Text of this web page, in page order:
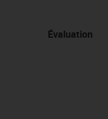
Évaluation